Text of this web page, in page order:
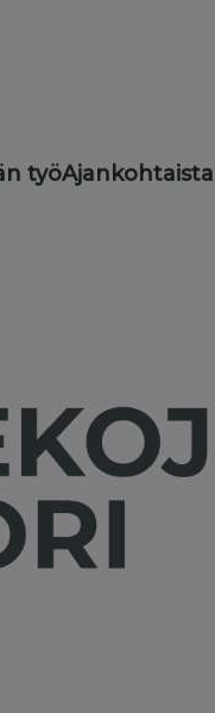
työAjankohtaista